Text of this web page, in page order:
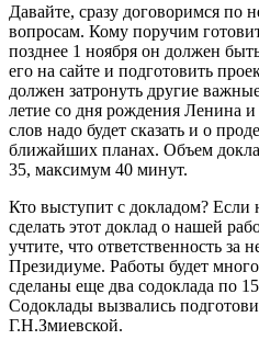
Давайте, сразу договоримся по
вопросам. Кому поручим
позднее 1 ноября он должен
его на сайте и подготовить
должен затронуть другие
летие со дня рождения Ленина
слов надо будет сказать и о
ближайших планах. Объем
35, максимум 40 минут.
Кто выступит с докладом? Если
сделать этот доклад о нашей
учтите, что ответственность за
Президиуме. Работы будет
сделаны еще два содоклада по
Содоклады вызвались
Г.Н.Змиевской.